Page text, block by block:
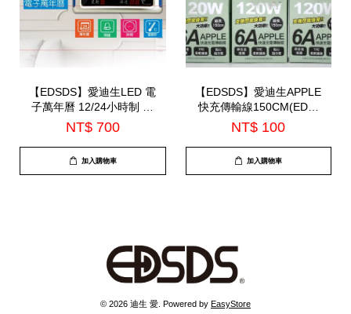
【EDSDS】愛迪生LED 電
子萬年曆 12/24小時制 日
期 鬧鐘 溫度顯示 精準報
時 (EDS-A08)
NT$ 700
加入購物車
【EDSDS】愛迪生APPLE
快充傳輸線150CM(EDS-
J903)
NT$ 100
加入購物車
© 2026 迪生 愛. Powered by EasyStore